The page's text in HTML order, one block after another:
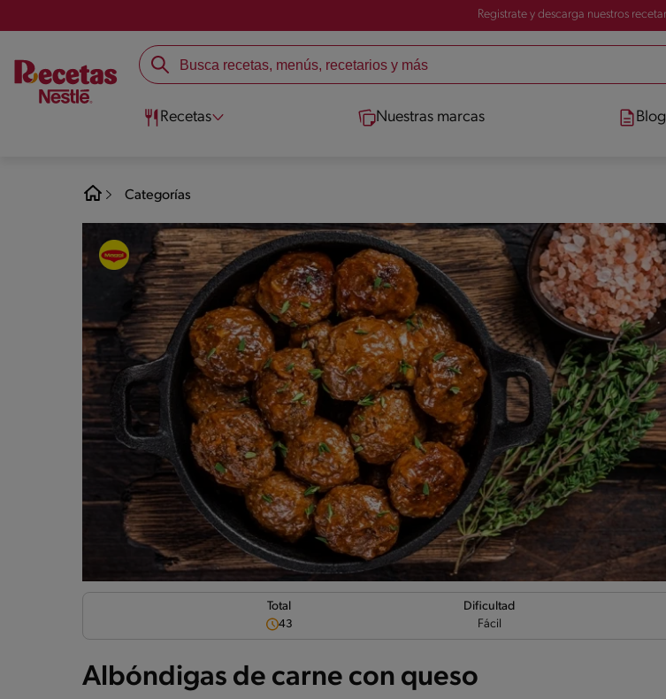
Registrate y descarga nuestros
Recetas Nuestras marcas Blog
Categorías
Total
43
Dificultad
Fácil
Albóndigas de carne con queso